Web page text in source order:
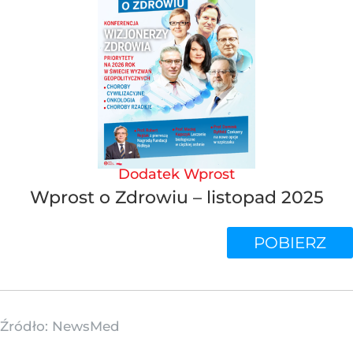
Dodatek Wprost
Wprost o Zdrowiu – listopad 2025
POBIERZ
Źródło: NewsMed